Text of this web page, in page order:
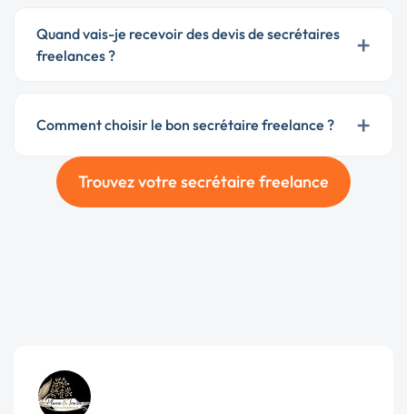
Quand vais-je recevoir des devis de secrétaires
freelances ?
+
Comment choisir le bon secrétaire freelance ? +
Trouvez votre secrétaire freelance